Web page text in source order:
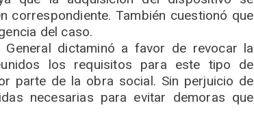
correspondiente. También cuestionó que
del caso.
dictaminó a favor de revocar la
los requisitos para este tipo de
parte de la obra social. Sin perjuicio de
necesarias para evitar demoras que